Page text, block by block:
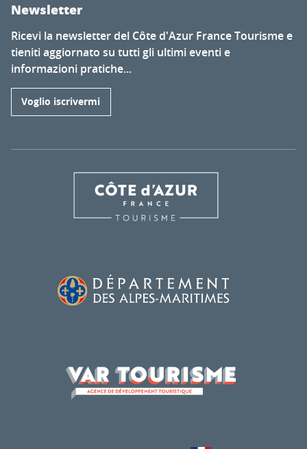
Newsletter
Ricevi la newsletter del Côte d'Azur France Tourisme e
tieniti aggiornato su tutti gli ultimi eventi e
informazioni pratiche...
Voglio iscrivermi